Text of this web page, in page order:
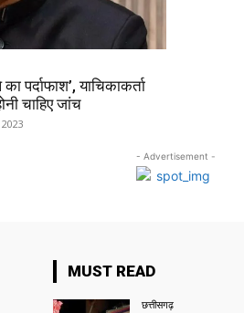
पर्दाफाश’, याचिकाकर्ता
चाहिए जांच
- Advertisement -
MUST READ
छत्तीसगढ़